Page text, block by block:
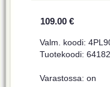
109.00 €
Valm. koodi:
Tuotekoodi:
Varastossa: on